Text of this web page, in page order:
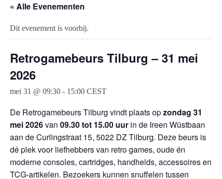
« Alle Evenementen
Dit evenement is voorbij.
Retrogamebeurs Tilburg – 31 mei
2026
mei 31 @ 09:30 - 15:00 CEST
De Retrogamebeurs Tilburg vindt plaats opzondag 31
mei 2026van 09.30 tot 15.00 uur in de Ireen Wüstbaan
aan de Curlingstraat 15, 5022 DZ Tilburg. Deze beurs is
dé plek voor liefhebbers van retro games, oude én
moderne consoles, cartridges, handhelds, accessoires en
TCG-artikelen. Bezoekers kunnen snuffelen tussen